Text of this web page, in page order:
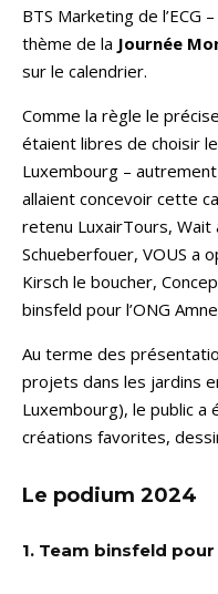
BTS Marketing de l’ECG
thème de la Journée
sur le calendrier.
Comme la règle le
étaient libres de choisir
Luxembourg –
allaient concevoir cette
retenu LuxairTours, Wait
Schueberfouer, VOUS a
Kirsch le boucher,
binsfeld pour l’ONG
Au terme des
projets dans les jardins
Luxembourg), le public
créations favorites,
Le podium 2024
1. Team binsfeld